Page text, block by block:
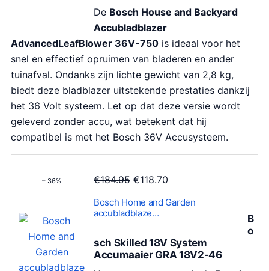
De Bosch House and Backyard
Accubladblazer
AdvancedLeafBlower 36V-750 is ideaal voor het
snel en effectief opruimen van bladeren en ander
tuinafval. Ondanks zijn lichte gewicht van 2,8 kg,
biedt deze bladblazer uitstekende prestaties dankzij
het 36 Volt systeem. Let op dat deze versie wordt
geleverd zonder accu, wat betekent dat hij
compatibel is met het Bosch 36V Accusysteem.
– 36% €184.95 O
r
p
r
€118.70
g
Bosch Home and Garden
accubladblaze…
B
o
sch Skilled 18V System
Accumaaier GRA 18V2-46